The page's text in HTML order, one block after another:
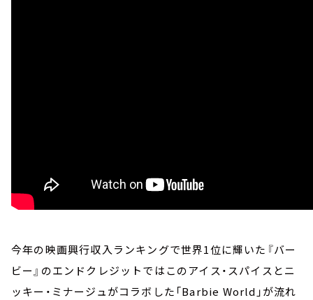
今年の映画興行収入ランキングで世界1位に輝いた『バー
ビー』のエンドクレジットではこのアイス・スパイスとニ
ッキー・ミナージュがコラボした「Barbie World」が流れ